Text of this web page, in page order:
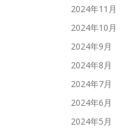
2024年11月
2024年10月
2024年9月
2024年8月
2024年7月
2024年6月
2024年5月